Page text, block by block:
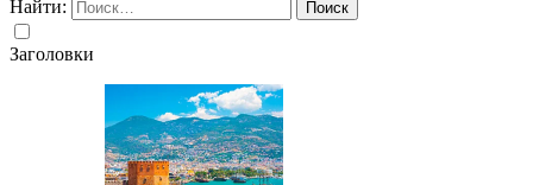
Найти:
Заголовки